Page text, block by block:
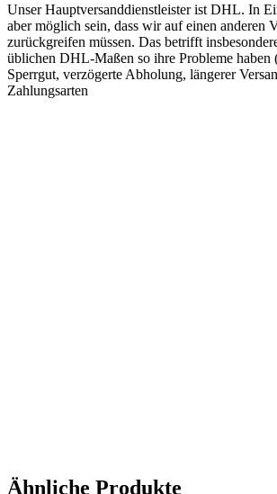
Unser Hauptversanddienstleister ist DHL. In
aber möglich sein, dass wir auf einen anderen
zurückgreifen müssen. Das betrifft
üblichen DHL-Maßen so ihre Probleme haben
Sperrgut, verzögerte Abholung, längerer
Zahlungsarten
Ähnliche Produkte